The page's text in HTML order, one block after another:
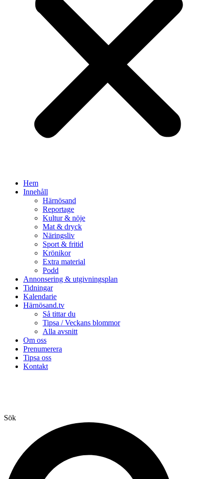
Hem
Innehåll
Härnösand
Reportage
Kultur & nöje
Mat & dryck
Näringsliv
Sport & fritid
Krönikor
Extra material
Podd
Annonsering & utgivningsplan
Tidningar
Kalendarie
Härnösand.tv
Så tittar du
Tipsa / Veckans blommor
Alla avsnitt
Om oss
Prenumerera
Tipsa oss
Kontakt
Sök